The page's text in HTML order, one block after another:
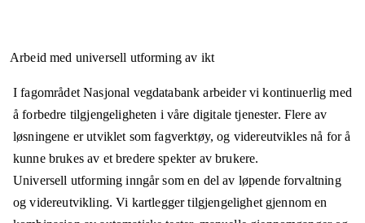
Arbeid med universell utforming av ikt
I fagområdet Nasjonal vegdatabank arbeider vi kontinuerlig med
å forbedre tilgjengeligheten i våre digitale tjenester. Flere av
løsningene er utviklet som fagverktøy, og videreutvikles nå for å
kunne brukes av et bredere spekter av brukere.
Universell utforming inngår som en del av løpende forvaltning
og videreutvikling. Vi kartlegger tilgjengelighet gjennom en